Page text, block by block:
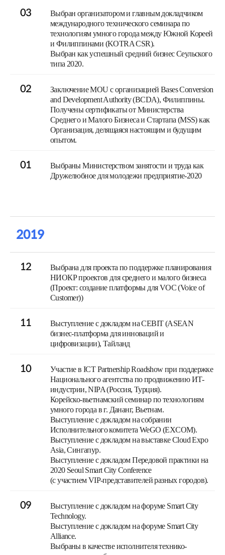
03
Выбран организатором и главным докладчиком
международного технического семинара по
технологиям умного города между Южной Кореей
и Филиппинами (KOTRA CSR).
Выбран как успешный средний бизнес Сеульского
типа 2020.
02
Заключение MOU c организацией Bases Conversion
and Development Authority (BCDA), Филиппины.
Получены сертификаты от Министерства
Среднего и Малого Бизнеса и Стартапа (MSS) как
Организация, делящаяся настоящим и будущим
опытом.
01
Выбраны Министерством занятости и труда как
Дружелюбное для молодежи предприятие-2020
2019
12
Выбрана для проекта по поддержке планирования
НИОКР проектов для среднего и малого бизнеса
(Проект: создание платформы для VOC (Voice of
Customer))
11
Выступление с докладом на CEBIT (ASEAN
бизнес-платформа для инноваций и
цифровизации), Тайланд
10
Участие в ICT Partnership Roadshow при поддержке
Национального агентства по продвижению ИТ-
индустрии, NIPA (Россия, Турция).
Корейско-вьетнамский семинар по технологиям
умного города в г. Дананг, Вьетнам.
Выступление с докладом на собрании
Исполнительного комитета WeGO (EXCOM).
Выступление с докладом на выставке Cloud Expo
Asia, Сингапур.
Выступление с докладом Передовой практики на
2020 Seoul Smart City Conference
(с участием VIP-представителей разных городов).
09
Выступление с докладом на форуме Smart City
Technology.
Выступление с докладом на форуме Smart City
Alliance.
Выбраны в качестве исполнителя технико-